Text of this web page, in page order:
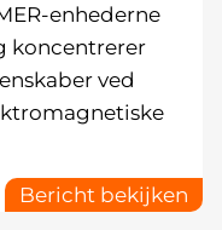
enhederne
koncentrerer
ved
Bericht bekijken